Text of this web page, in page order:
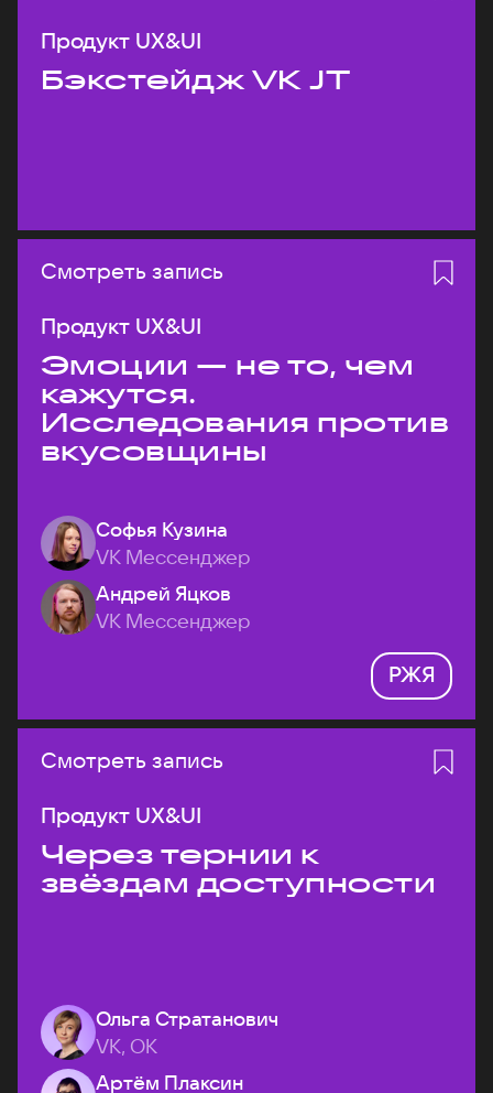
Продукт UX&UI
Бэкстейдж VK JT
Смотреть запись
Продукт UX&UI
Эмоции — не то, чем
кажутся.
Исследования против
вкусовщины
Софья Кузина
VK Мессенджер
Андрей Яцков
VK Мессенджер
РЖЯ
Смотреть запись
Продукт UX&UI
Через тернии к
звёздам доступности
Ольга Стратанович
VK, ОК
Артём Плаксин